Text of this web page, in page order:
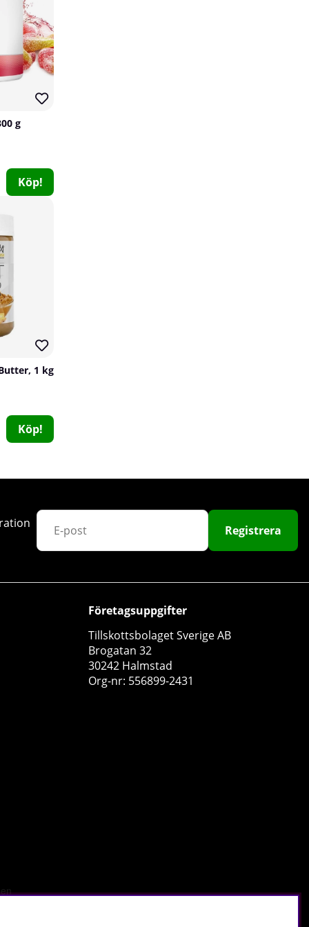
Swedish Supplements
g
Köp!
1 kg
Köp!
Registrera
Företagsuppgifter
Tillskottsbolaget Sverige AB
Brogatan 32
30242 Halmstad
Org-nr: 556899-2431